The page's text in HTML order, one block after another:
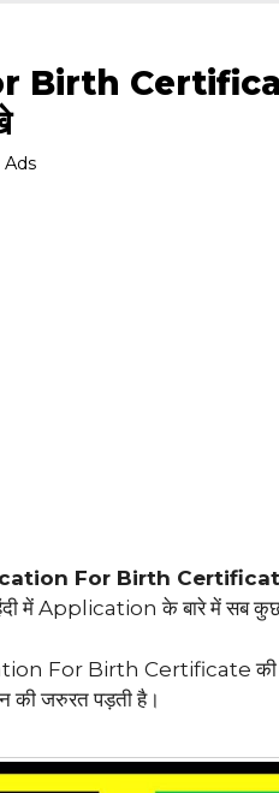
Birth
For Birth
में Application के बारे में सब कुछ
For Birth Certificate की
की जरुरत पड़ती है।